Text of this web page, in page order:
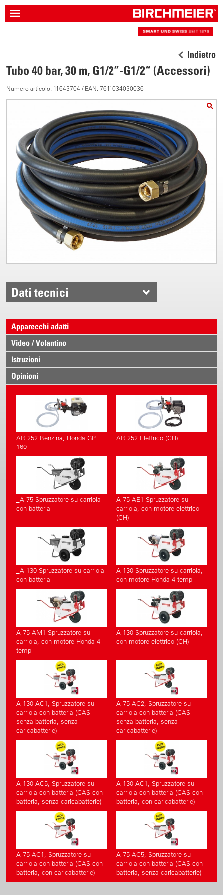
Indietro
Tubo 40 bar, 30 m, G1/2“-G1/2“ (Accessori)
Numero articolo: 11643704 / EAN: 7611034030036
Dati tecnici
Apparecchi adatti
Video / Volantino
Istruzioni
Opinioni
AR 252 Benzina, Honda GP
160
AR 252 Elettrico (CH)
_A 75 Spruzzatore su carriola
con batteria
A 75 AE1 Spruzzatore su
carriola, con motore elettrico
(CH)
_A 130 Spruzzatore su carriola
con batteria
A 130 Spruzzatore su carriola,
con motore Honda 4 tempi
A 75 AM1 Spruzzatore su
carriola, con motore Honda 4
tempi
A 130 Spruzzatore su carriola,
con motore elettrico (CH)
A 130 AC1, Spruzzatore su
carriola con batteria (CAS
senza batteria, senza
caricabatterie)
A 75 AC2, Spruzzatore su
carriola con batteria (CAS
senza batteria, senza
caricabatterie)
A 130 AC5, Spruzzatore su
carriola con batteria (CAS con
batteria, senza caricabatterie)
A 130 AC1, Spruzzatore su
carriola con batteria (CAS con
batteria, con caricabatterie)
A 75 AC1, Spruzzatore su
carriola con batteria (CAS con
batteria, con caricabatterie)
A 75 AC5, Spruzzatore su
carriola con batteria (CAS con
batteria, senza caricabatterie)